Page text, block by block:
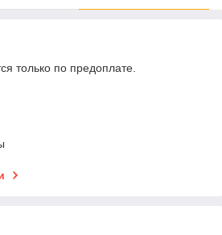
только по предоплате.